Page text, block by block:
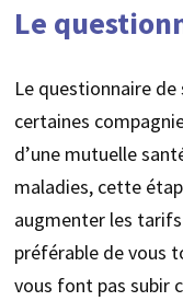
Le
Le questionnaire
certaines
d’une mutuelle
maladies, cette
augmenter les
préférable de vous
vous font pas subir